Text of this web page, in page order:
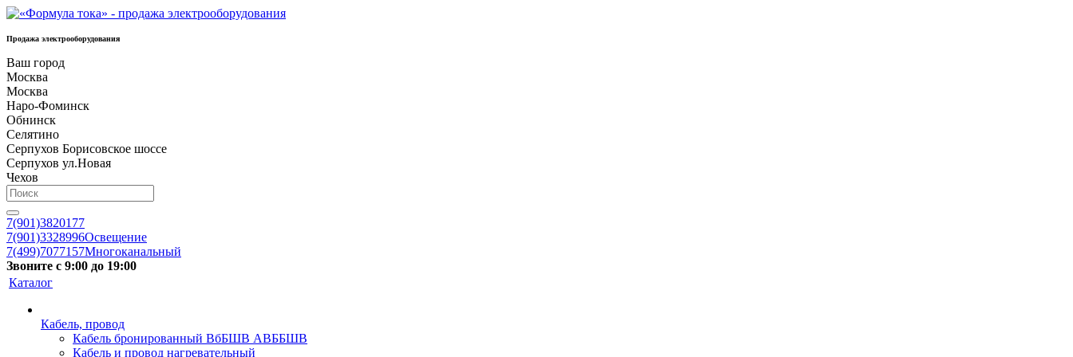
Продажа электрооборудования
Ваш город
Москва
Москва
Наро-Фоминск
Обнинск
Селятино
Серпухов Борисовское шоссе
Серпухов ул.Новая
Чехов
7(901)3820177
7(901)3328996Освещение
7(499)7077157Многоканальный
Звоните с 9:00 до 19:00
Каталог
Кабель, провод
Кабель бронированный ВбБШВ АВББШВ
Кабель и провод нагревательный